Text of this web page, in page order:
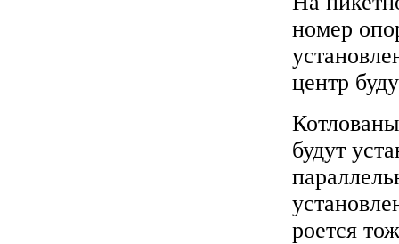
номер
центр
будут
роется